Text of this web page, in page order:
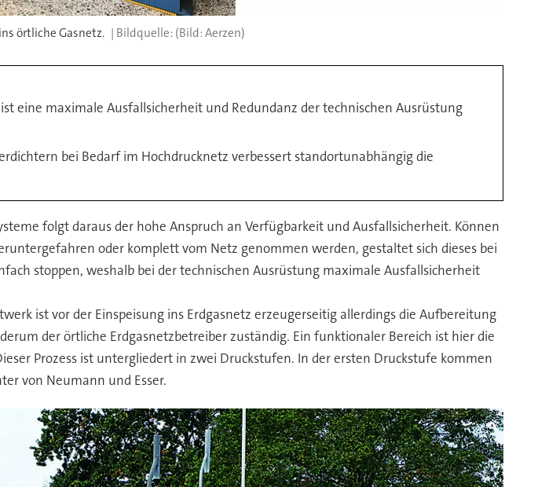
örtliche Gasnetz. (Bild: Aerzen)
eine maximale Ausfallsicherheit und Redundanz der technischen Ausrüstung
bei Bedarf im Hochdrucknetz verbessert standortunabhängig die
folgt daraus der hohe Anspruch an Verfügbarkeit und Ausfallsicherheit. Können
oder komplett vom Netz genommen werden, gestaltet sich dieses bei
stoppen, weshalb bei der technischen Ausrüstung maximale Ausfallsicherheit
ist vor der Einspeisung ins Erdgasnetz erzeugerseitig allerdings die Aufbereitung
der örtliche Erdgasnetzbetreiber zuständig. Ein funktionaler Bereich ist hier die
Prozess ist untergliedert in zwei Druckstufen. In der ersten Druckstufe kommen
von Neumann und Esser.